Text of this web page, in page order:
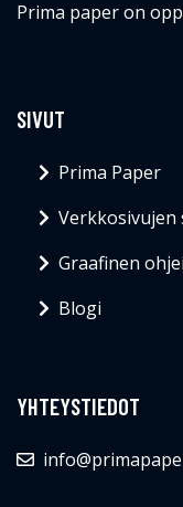
Prima paper on
SIVUT
Prima Paper
Graafinen
Blogi
YHTEYSTIEDOT